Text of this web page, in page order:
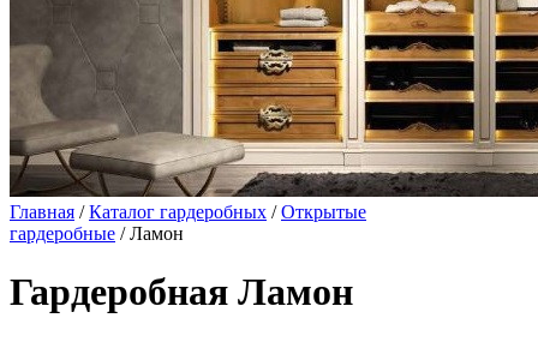
Главная /Каталог гардеробных /Открытые
гардеробные / Ламон
Гардеробная Ламон